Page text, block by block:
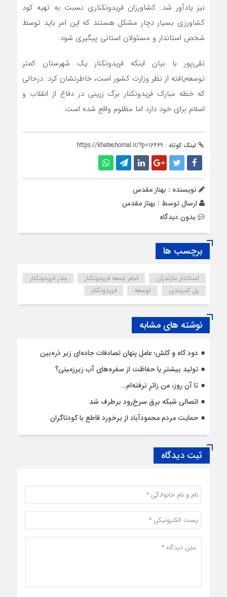
نیز یادآور شد: کشاورزان فریدونکناری نسبت به تهیه کود
کشاورزی بسیار دچار مشکل هستند که این امر باید توسط
شخص استاندار و مسئولان استانی پیگیری شود.
تقی‌پور با بیان اینکه فریدونکنار یک شهرستان کمتر
توسعه‌یافته از نظر وزارت کشور است، خاطرنشان کرد: درحالی
که خطه مبارک فریدونکنار برگ زرینی در دفاع از انقلاب و
اسلام برای خود دارد اما مظلوم واقع شده است.
لینک کوتاه : https://khateshomal.ir/?p=16469
نویسنده : بهناز مقدس
ارسال توسط : بهناز مقدس
بدون دیدگاه
برچسب ها
استاندار مازندران امام جمعه فریدونکنار
بندر فریدونکنار
پل کمربندی
توسعه فریدونکنار
نوشته های مشابه
دود کاه و کلش؛ عامل پنهان تصادفات جاده‌ای زیر ذره‌بین
تولید بیشتر یا حفاظت از سفره‌های آب زیرزمینی؟
تا آن روز، من زائرِ نرفته‌ام…
اتصالی شبکه برق سرخ‌رود برطرف شد
حمایت مردم محمودآباد از برخورد قاطع با کودتاگران
ثبت دیدگاه